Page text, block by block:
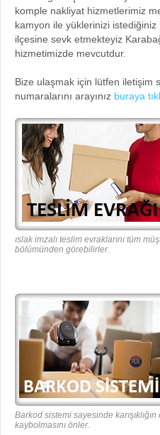
komple nakliyat hizmetlerimiz
kamyon ile yüklerinizi
ilçesine sevk etmekteyiz
hizmetimizde mevcutdur.
Bize ulaşmak için lütfen iletişim
numaralarını arayınız buraya
ıslak imzalı teslim evraklarını tüm
bölümünden görebilirler.
Barkod sistemi sayesinde
kaybolmasını önler.